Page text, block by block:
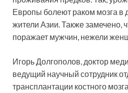
Европы болеют раком мозга в
жители Азии. Также замечено,
поражает мужчин, нежели
Игорь Долгополов, доктор
ведущий научный сотрудник
трансплантации костного